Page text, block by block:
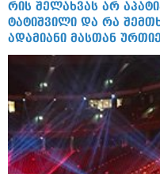
თებერვალი 2015
იანვარი 2015
დეკემბერი 2014
ნოემბერი 2014
ოქტომბერი 2014
სექტემბერი 2014
აგვისტო 2014
ივლისი 2014
ივნისი 2014 (366)
მაისი 2014 (313)
აპრილი 2014
რის შელახვას არ
ტატიშვილი და რა
ადამიანი მასთან